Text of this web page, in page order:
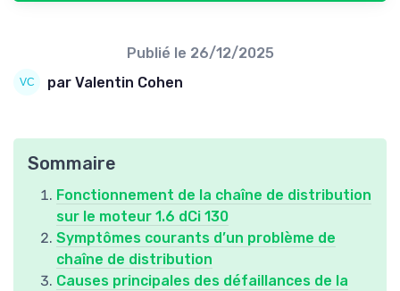
Publié le 26/12/2025
par Valentin Cohen
Sommaire
Fonctionnement de la chaîne de distribution
sur le moteur 1.6 dCi 130
Symptômes courants d’un problème de
chaîne de distribution
Causes principales des défaillances de la